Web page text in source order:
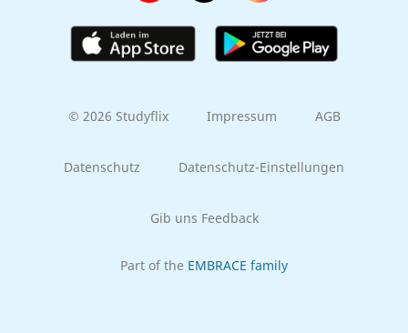
© 2026 Studyflix Impressum AGB
Datenschutz Datenschutz-Einstellungen
Gib uns Feedback
Part of the EMBRACE family